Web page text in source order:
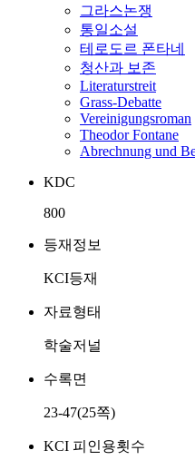
그라스논쟁
통일소설
테로도르 폰타네
청산과 보존
Literaturstreit
Grass-Debatte
Vereinigungsroman
Theodor Fontane
Abrechnung und
KDC
800
등재정보
KCI등재
자료형태
학술저널
수록면
23-47(25쪽)
KCI 피인용횟수